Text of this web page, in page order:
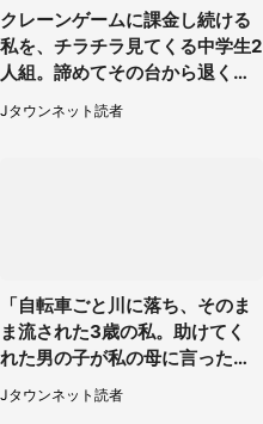
クレーンゲームに課金し続ける
私を、チラチラ見てくる中学生2
人組。諦めてその台から退く
と、後ろから声が（東京都・40
代女性）
Jタウンネット読者
「自転車ごと川に落ち、そのま
ま流された3歳の私。助けてく
れた男の子が私の母に言ったの
は...」（千葉県・20代女性）
Jタウンネット読者